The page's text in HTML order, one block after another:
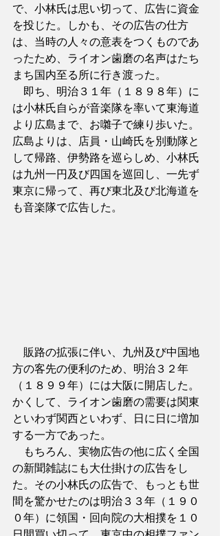
で、小林氏は思い切って、広告に資金
を投じた。しかも、その広告の仕方
は、当時の人々の意表をつくものであ
ったため、ライオン歯磨の名声はたち
まち国内至る所に行き渡った。
即ち、明治３１年（１８９８年）に
は小林氏自らが音楽隊を率いて東海道
より広島まで、お囃子で練り歩いた。
広島よりは、店員・山崎氏を別動隊と
して帰路、伊勢路を巡らしめ、小林氏
は九州一円及び四国を巡回し、一先ず
東京に帰って、再び東北及び北海道を
も音楽隊で広告した。
販路の拡張に伴い、九州及び中国地
方の客先の便利のため、明治３２年
（１８９９年）には大阪に開店した。
かくして、ライオン歯磨の需要は関東
といわず関西といわず、日に日に増加
する一方であった。
もちろん、実物広告の他に広く全国
の新聞雑誌にも大仕掛けの広告をし
た。その小林氏の広告で、もっとも世
間を驚かせたのは明治３３年（１９０
０年）に領国・回向院の大相撲を１０